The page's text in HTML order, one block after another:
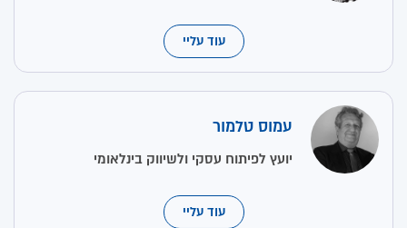
עוד עליי
עמוס טלמור
יועץ לפיתוח עסקי ולשיווק בינלאומי
עוד עליי